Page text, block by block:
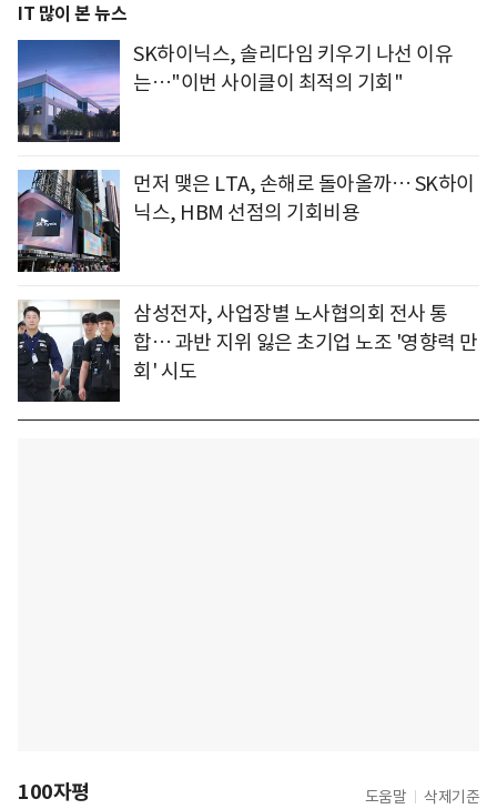
IT 많이 본 뉴스
SK하이닉스, 솔리다임 키우기 나선 이유
는…"이번 사이클이 최적의 기회"
먼저 맺은 LTA, 손해로 돌아올까… SK하이
닉스, HBM 선점의 기회비용
삼성전자, 사업장별 노사협의회 전사 통
합… 과반 지위 잃은 초기업 노조 '영향력 만
회' 시도
100자평 도움말 삭제기준